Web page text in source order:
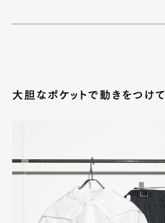
大胆なポケットで動きをつけて